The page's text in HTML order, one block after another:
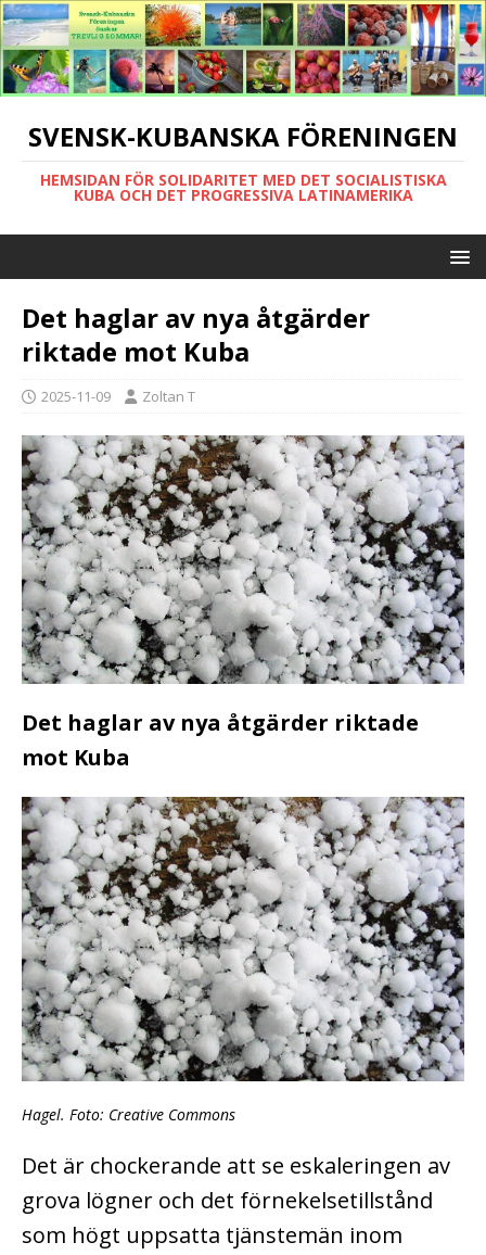
SVENSK-KUBANSKA FÖRENINGEN
HEMSIDAN FÖR SOLIDARITET MED DET SOCIALISTISKA
KUBA OCH DET PROGRESSIVA LATINAMERIKA
Det haglar av nya åtgärder
riktade mot Kuba
2025-11-09 Zoltan T
Det haglar av nya åtgärder riktade
mot Kuba
Hagel. Foto: Creative Commons
Det är chockerande att se eskaleringen av
grova lögner och det förnekelsetillstånd
som högt uppsatta tjänstemän inom